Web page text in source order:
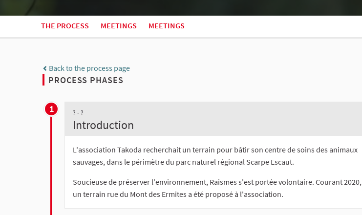
THE PROCESS MEETINGS MEETINGS
Back to the process page
PROCESS PHASES
1 ? - ?
Introduction
L'association Takoda recherchait un terrain pour bâtir son centre de soins des animaux
sauvages, dans le périmètre du parc naturel régional Scarpe Escaut.
Soucieuse de préserver l'environnement, Raismes s'est portée volontaire. Courant 2020,
un terrain rue du Mont des Ermites a été proposé à l'association.